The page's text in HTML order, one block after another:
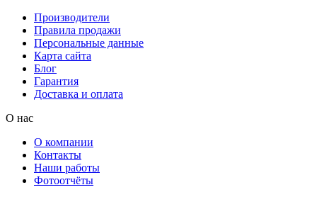
Производители
Правила продажи
Персональные данные
Карта сайта
Блог
Гарантия
Доставка и оплата
О нас
О компании
Контакты
Наши работы
Фотоотчёты